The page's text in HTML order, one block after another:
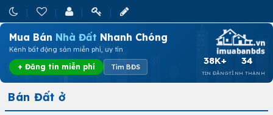
Mua Bán Nhà Đất Nhanh Chóng
Kênh bất động sản miễn phí, uy tín
+ Đăng tin miễn phí Tìm BĐS
38K+
TIN ĐĂNG
34
TỈNH THÀNH
Bán Đất ở